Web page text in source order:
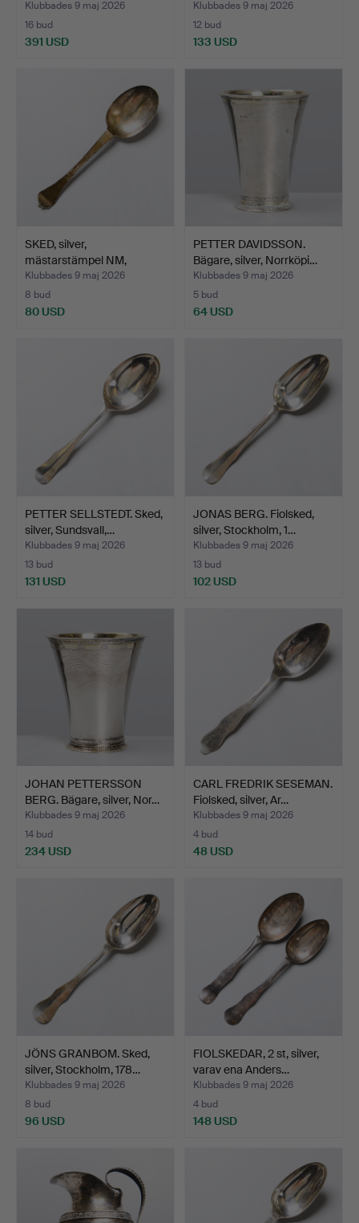
Klubbades 9 maj 2026
16 bud
391 USD
Klubbades 9 maj 2026
12 bud
133 USD
SKED, silver,
mästarstämpel NM,
daterad 17…
Klubbades 9 maj 2026
8 bud
80 USD
PETTER DAVIDSSON.
Bägare, silver, Norrköpi…
Klubbades 9 maj 2026
5 bud
64 USD
PETTER SELLSTEDT. Sked,
silver, Sundsvall,…
Klubbades 9 maj 2026
13 bud
131 USD
JONAS BERG. Fiolsked,
silver, Stockholm, 1…
Klubbades 9 maj 2026
13 bud
102 USD
JOHAN PETTERSSON
BERG. Bägare, silver, Nor…
Klubbades 9 maj 2026
14 bud
234 USD
CARL FREDRIK SESEMAN.
Fiolsked, silver, Ar…
Klubbades 9 maj 2026
4 bud
48 USD
JÖNS GRANBOM. Sked,
silver, Stockholm, 178…
Klubbades 9 maj 2026
8 bud
96 USD
FIOLSKEDAR, 2 st, silver,
varav ena Anders…
Klubbades 9 maj 2026
4 bud
148 USD